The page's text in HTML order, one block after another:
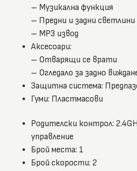
– Музикална функция
– Предни и задни светлини
– MP3 извод
Аксесоари:
– Отварящи се врати
– Огледало за задно
Защитна система:
Гуми: Пластмасови
Родителски контрол:
управление
Брой места: 1
Брой скорости: 2